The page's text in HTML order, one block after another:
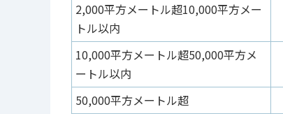
2,000平方メートル超10,000平方メー
トル以内
10,000平方メートル超50,000平方メ
ートル以内
50,000平方メートル超